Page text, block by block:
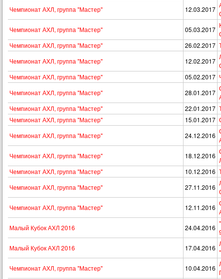
Чемпионат АХЛ, группа "Мастер"
12.03.2017
Чемпионат АХЛ, группа "Мастер"
05.03.2017
Чемпионат АХЛ, группа "Мастер"
26.02.2017
Чемпионат АХЛ, группа "Мастер"
12.02.2017
Чемпионат АХЛ, группа "Мастер"
05.02.2017
Чемпионат АХЛ, группа "Мастер"
28.01.2017
Чемпионат АХЛ, группа "Мастер"
22.01.2017
Чемпионат АХЛ, группа "Мастер"
15.01.2017
Чемпионат АХЛ, группа "Мастер"
24.12.2016
Чемпионат АХЛ, группа "Мастер"
18.12.2016
Чемпионат АХЛ, группа "Мастер"
10.12.2016
Чемпионат АХЛ, группа "Мастер"
27.11.2016
Чемпионат АХЛ, группа "Мастер"
12.11.2016
Малый Кубок АХЛ 2016
24.04.2016
Малый Кубок АХЛ 2016
17.04.2016
Чемпионат АХЛ, группа "Мастер"
10.04.2016